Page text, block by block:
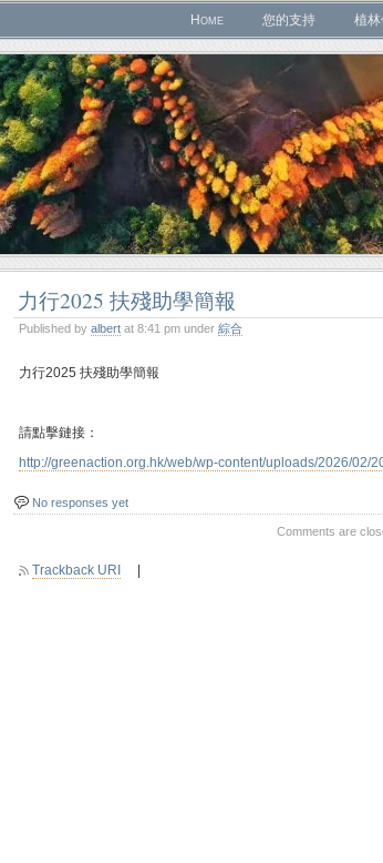
Home 您的支持 植林
力行2025 扶殘助學簡報
Published by albert at 8:41 pm under 綜合
力行2025 扶殘助學簡報
請點擊鏈接：
http://greenaction.org.hk/web/wp-content/uploads/2026/02/
No responses yet
Comments are
Trackback URI